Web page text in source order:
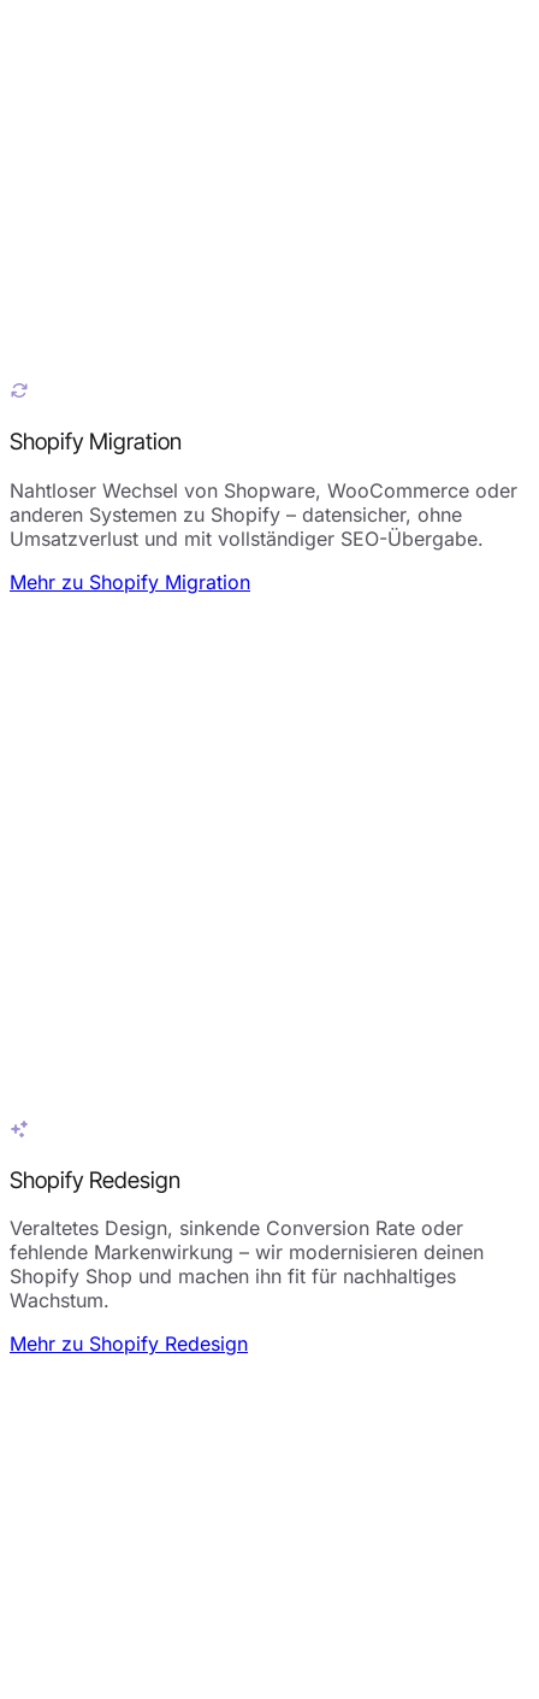
Shopify Migration
Nahtloser Wechsel von Shopware, WooCommerce oder
anderen Systemen zu Shopify – datensicher, ohne
Umsatzverlust und mit vollständiger SEO-Übergabe.
Mehr zu Shopify Migration
Shopify Redesign
Veraltetes Design, sinkende Conversion Rate oder
fehlende Markenwirkung – wir modernisieren deinen
Shopify Shop und machen ihn fit für nachhaltiges
Wachstum.
Mehr zu Shopify Redesign